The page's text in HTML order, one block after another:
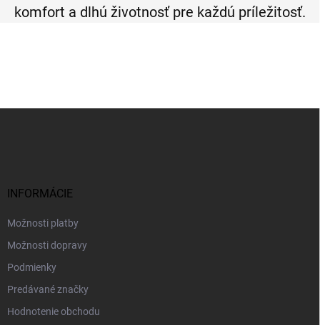
komfort a dlhú životnosť pre každú príležitosť.
INFORMÁCIE
Možnosti platby
Možnosti dopravy
Podmienky
Predávané značky
Hodnotenie obchodu